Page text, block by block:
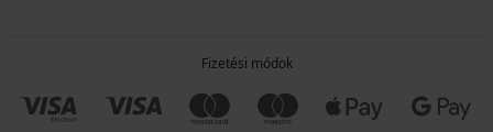
Fizetési módok